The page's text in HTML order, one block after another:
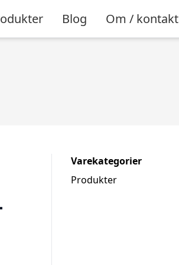
Blog Om / kontakt
Varekategorier
Produkter